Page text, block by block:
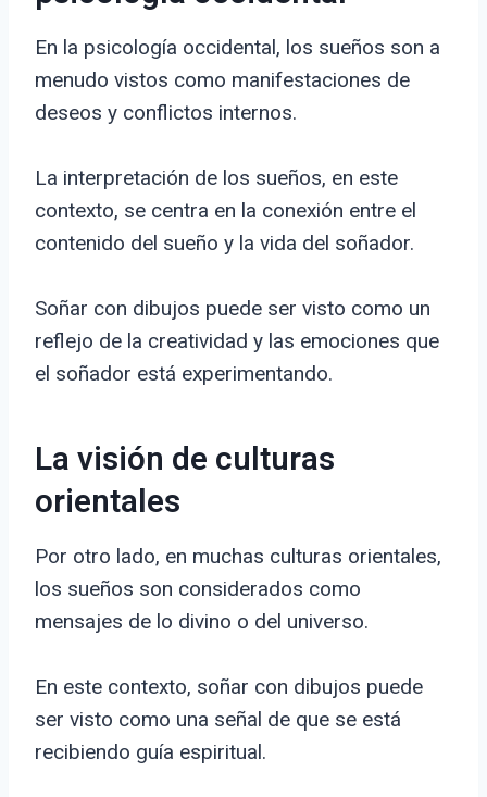
En la psicología occidental, los sueños son a
menudo vistos como manifestaciones de
deseos y conflictos internos.
La interpretación de los sueños, en este
contexto, se centra en la conexión entre el
contenido del sueño y la vida del soñador.
Soñar con dibujos puede ser visto como un
reflejo de la creatividad y las emociones que
el soñador está experimentando.
La visión de culturas
orientales
Por otro lado, en muchas culturas orientales,
los sueños son considerados como
mensajes de lo divino o del universo.
En este contexto, soñar con dibujos puede
ser visto como una señal de que se está
recibiendo guía espiritual.